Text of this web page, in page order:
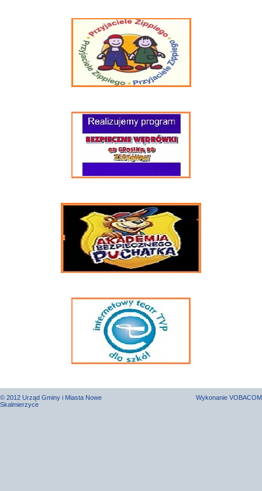
© 2012 Urząd Gminy i Miasta Nowe
Skalmierzyce
Wykonanie VOBACOM